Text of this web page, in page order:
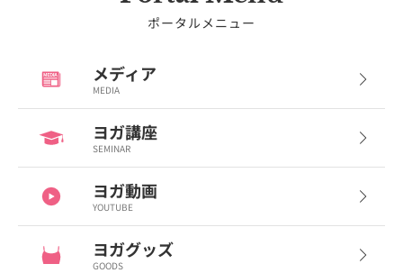
ポータルメニュー
メディア
MEDIA
ヨガ講座
SEMINAR
ヨガ動画
YOUTUBE
ヨガグッズ
GOODS